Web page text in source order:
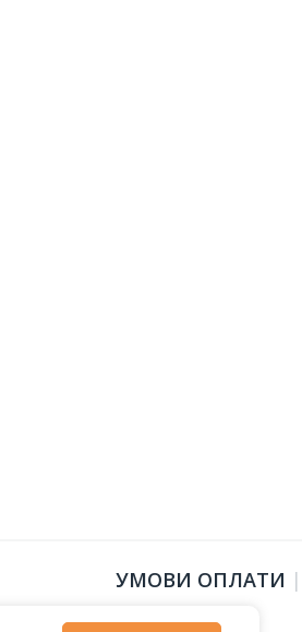
УМОВИ ОПЛАТИ |